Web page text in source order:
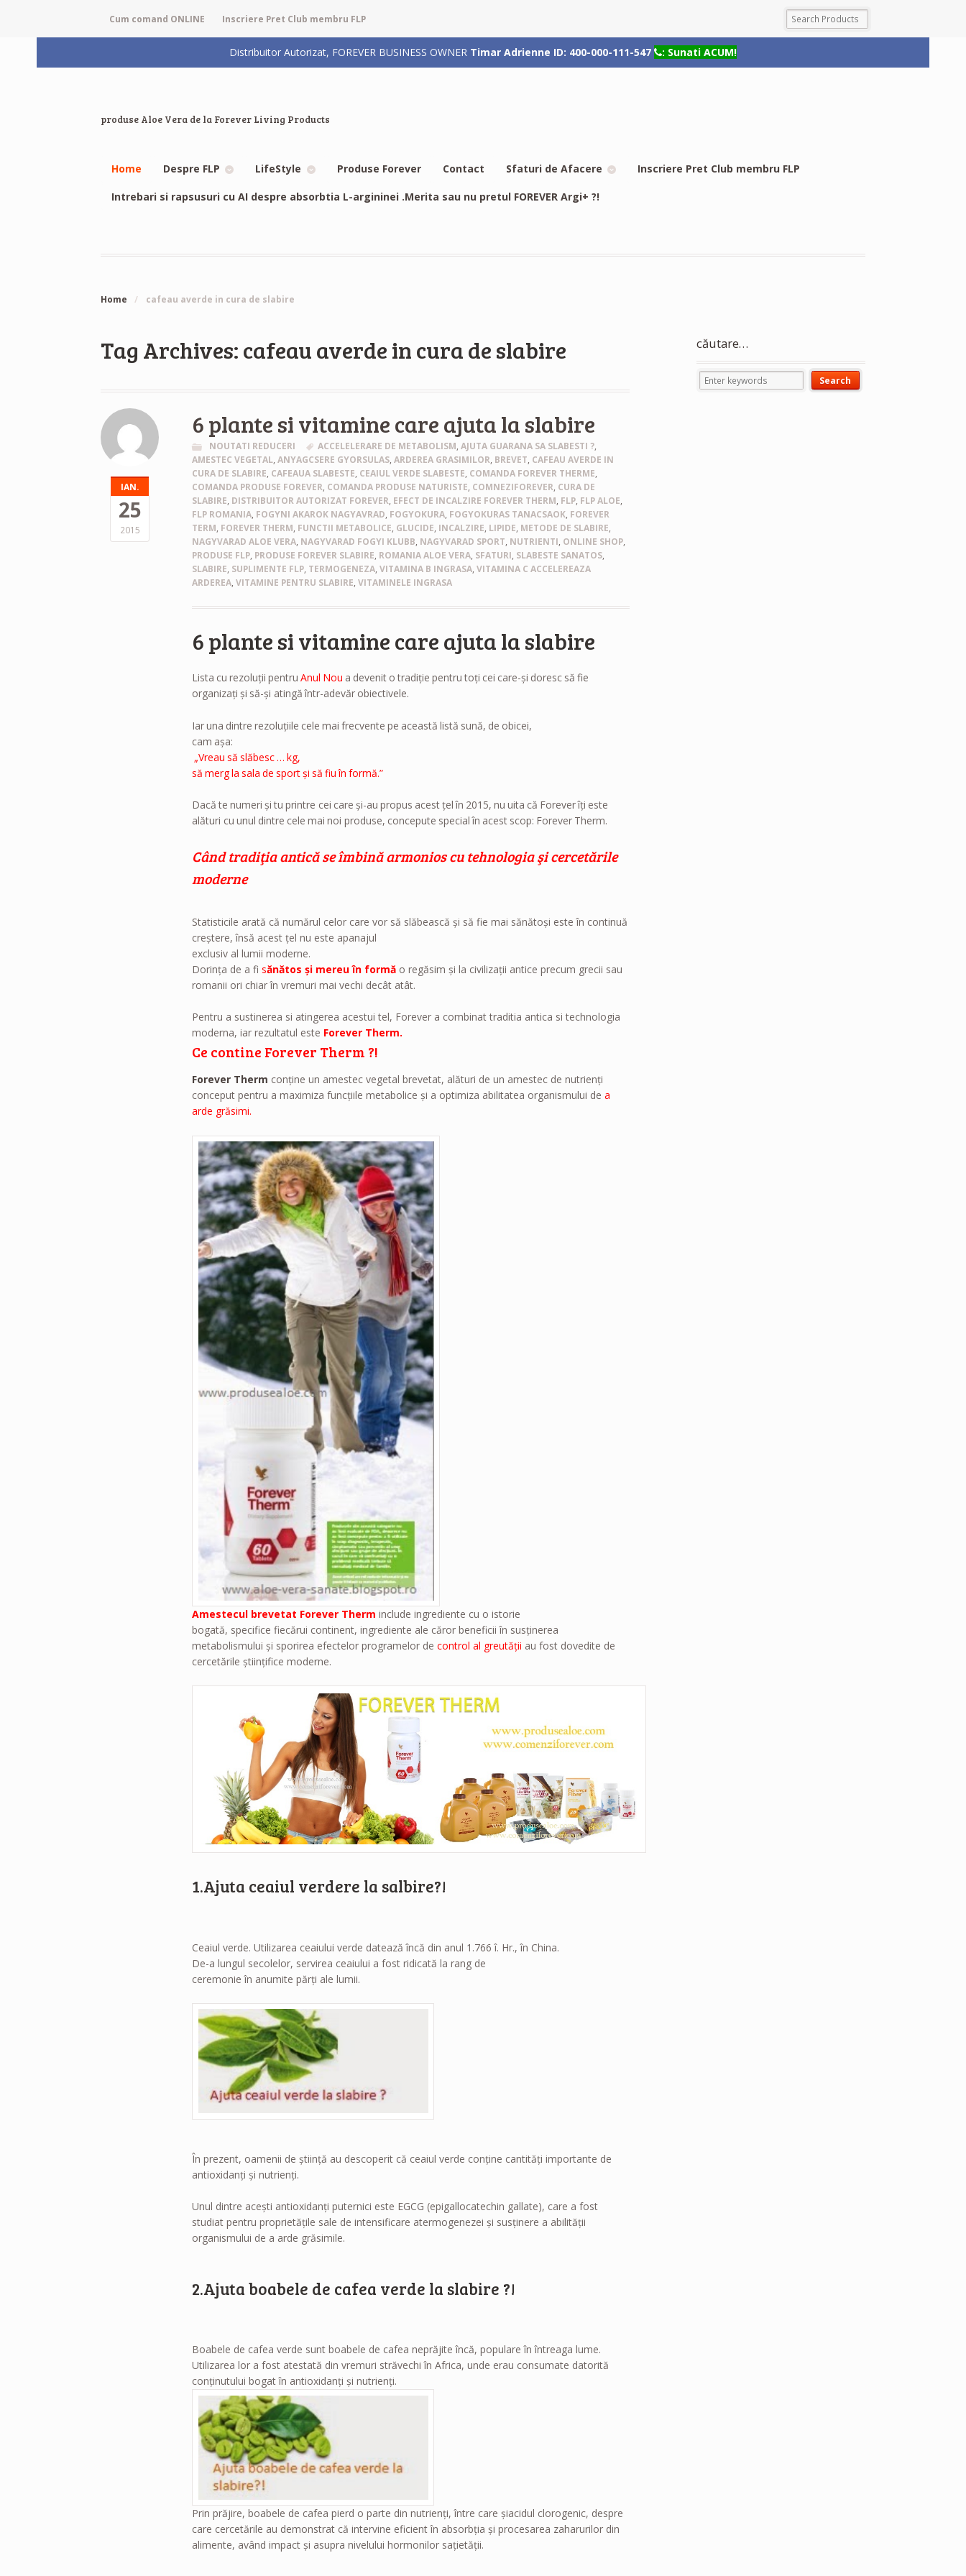
Cum comand ONLINE Inscriere Pret Club membru FLP
Distribuitor Autorizat, FOREVER BUSINESS OWNER Timar Adrienne ID: 400-000-111-547 : Sunati ACUM!
produse Aloe Vera de la Forever Living Products
Home Despre FLP LifeStyle Produse Forever Contact Sfaturi de Afacere Inscriere Pret Club membru FLP
Intrebari si rapsusuri cu AI despre absorbtia L-argininei .Merita sau nu pretul FOREVER Argi+ ?!
Home / cafeau averde in cura de slabire
Tag Archives: cafeau averde in cura de slabire
IAN.
25
2015
6 plante si vitamine care ajuta la slabire
NOUTATI REDUCERI ACCELELERARE DE METABOLISM,AJUTA GUARANA SA SLABESTI ?,
AMESTEC VEGETAL,ANYAGCSERE GYORSULAS,ARDEREA GRASIMILOR, BREVET, CAFEAU AVERDE IN
CURA DE SLABIRE, CAFEAUA SLABESTE, CEAIUL VERDE SLABESTE, COMANDA FOREVER THERME,
COMANDA PRODUSE FOREVER, COMANDA PRODUSE NATURISTE, COMNEZIFOREVER, CURA DE
SLABIRE, DISTRIBUITOR AUTORIZAT FOREVER, EFECT DE INCALZIRE FOREVER THERM, FLP, FLP ALOE,
FLP ROMANIA, FOGYNI AKAROK NAGYAVRAD, FOGYOKURA, FOGYOKURAS TANACSAOK, FOREVER
TERM, FOREVER THERM, FUNCTII METABOLICE, GLUCIDE, INCALZIRE, LIPIDE, METODE DE SLABIRE,
NAGYVARAD ALOE VERA, NAGYVARAD FOGYI KLUBB, NAGYVARAD SPORT, NUTRIENTI, ONLINE SHOP,
PRODUSE FLP, PRODUSE FOREVER SLABIRE, ROMANIA ALOE VERA, SFATURI, SLABESTE SANATOS,
SLABIRE, SUPLIMENTE FLP, TERMOGENEZA,VITAMINA B INGRASA,VITAMINA C ACCELEREAZA
ARDEREA,VITAMINE PENTRU SLABIRE,VITAMINELE INGRASA
6 plante si vitamine care ajuta la slabire
Lista cu rezoluţii pentruAnul Nou a devenit o tradiţie pentru toţi cei care-şi doresc să fie
organizaţi şi să-şi atingă într-adevăr obiectivele.
Iar una dintre rezoluţiile cele mai frecvente pe această listă sună, de obicei,
cam aşa:
„Vreau să slăbesc … kg,
să merg la sala de sport şi să fiu în formă.”
Dacă te numeri şi tu printre cei care şi-au propus acest ţel în 2015, nu uita că Forever îţi este
alături cu unul dintre cele mai noi produse, concepute special în acest scop: Forever Therm.
Când tradiţia antică se îmbină armonios cu tehnologia şi cercetările
moderne
Statisticile arată că numărul celor care vor să slăbească şi să fie mai sănătoşi este în continuă
creştere, însă acest ţel nu este apanajul
exclusiv al lumii moderne.
Dorinţa de a fisănătos şi mereu în formă o regăsim şi la civilizaţii antice precum grecii sau
romanii ori chiar în vremuri mai vechi decât atât.
Pentru a sustinerea si atingerea acestui tel, Forever a combinat traditia antica si technologia
moderna, iar rezultatul este Forever Therm.
Ce contine Forever Therm ?!
Forever Therm conţine un amestec vegetal brevetat, alături de un amestec de nutrienţi
conceput pentru a maximiza funcţiile metabolice şi a optimiza abilitatea organismului dea
arde grăsimi.
Amestecul brevetat Forever Therm include ingrediente cu o istorie
bogată, specifice fiecărui continent, ingrediente ale căror beneficii în susţinerea
metabolismului şi sporirea efectelor programelor decontrol al greutăţii au fost dovedite de
cercetările ştiinţifice moderne.
1.Ajuta ceaiul verdere la salbire?!
Ceaiul verde. Utilizarea ceaiului verde datează încă din anul 1.766 î. Hr., în China.
De-a lungul secolelor, servirea ceaiului a fost ridicată la rang de
ceremonie în anumite părţi ale lumii.
În prezent, oamenii de ştiinţă au descoperit că ceaiul verde conţine cantităţi importante de
antioxidanţi şi nutrienţi.
Unul dintre aceşti antioxidanţi puternici este EGCG (epigallocatechin gallate), care a fost
studiat pentru proprietăţile sale de intensificare atermogenezei şi susţinere a abilităţii
organismului de a arde grăsimile.
2.Ajuta boabele de cafea verde la slabire ?!
Boabele de cafea verde sunt boabele de cafea neprăjite încă, populare în întreaga lume.
Utilizarea lor a fost atestată din vremuri străvechi în Africa, unde erau consumate datorită
conţinutului bogat în antioxidanţi şi nutrienţi.
Prin prăjire, boabele de cafea pierd o parte din nutrienţi, între care şiacidul clorogenic, despre
care cercetările au demonstrat că intervine eficient în absorbţia şi procesarea zaharurilor din
alimente, având impact şi asupra nivelului hormonilor saţietăţii.
căutare…